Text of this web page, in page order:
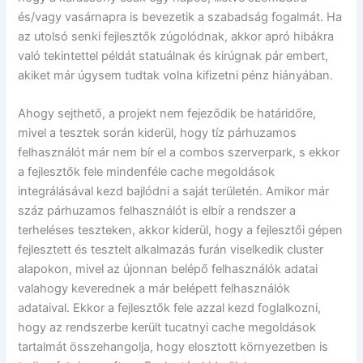
és/vagy vasárnapra is bevezetik a szabadság fogalmát. Ha
az utolsó senki fejlesztők zúgolódnak, akkor apró hibákra
való tekintettel példát statuálnak és kirúgnak pár embert,
akiket már úgysem tudtak volna kifizetni pénz hiányában.
Ahogy sejthető, a projekt nem fejeződik be határidőre,
mivel a tesztek során kiderül, hogy tíz párhuzamos
felhasználót már nem bír el a combos szerverpark, s ekkor
a fejlesztők fele mindenféle cache megoldások
integrálásával kezd bajlódni a saját területén. Amikor már
száz párhuzamos felhasználót is elbír a rendszer a
terheléses teszteken, akkor kiderül, hogy a fejlesztői gépen
fejlesztett és tesztelt alkalmazás furán viselkedik cluster
alapokon, mivel az újonnan belépő felhasználók adatai
valahogy keverednek a már belépett felhasználók
adataival. Ekkor a fejlesztők fele azzal kezd foglalkozni,
hogy az rendszerbe került tucatnyi cache megoldások
tartalmát összehangolja, hogy elosztott környezetben is